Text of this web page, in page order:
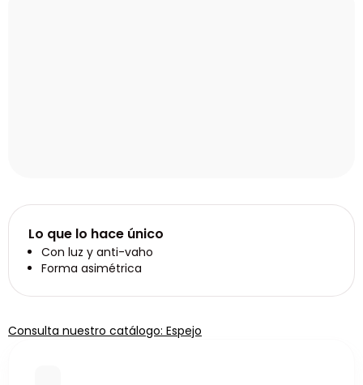
Lo que lo hace único
Con luz y anti-vaho
Forma asimétrica
Consulta nuestro catálogo: Espejo